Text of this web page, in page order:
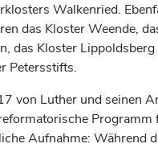
Walkenried.
das Kloster Weende,
das Kloster
Petersstifts.
von Luther und seinen
Programm
Aufnahme: Während